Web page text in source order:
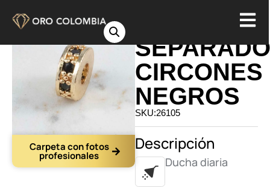
Carpeta con fotos
profesionales
CIRCONES
NEGROS
SKU:26105
Descripción
Ducha diaria